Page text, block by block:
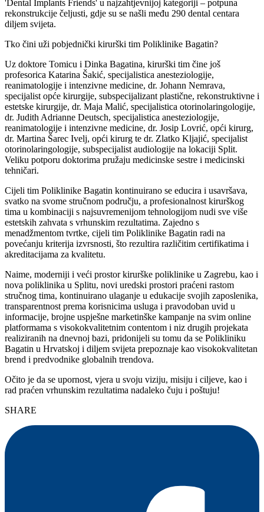
'Dental Implants Friends' u najzahtjevnijoj kategoriji – potpuna
rekonstrukcije čeljusti, gdje su se našli među 290 dental centara
diljem svijeta.
Tko čini uži pobjednički kirurški tim Poliklinike Bagatin?
Uz doktore Tomicu i Dinka Bagatina, kirurški tim čine još
profesorica Katarina Šakić, specijalistica anesteziologije,
reanimatologije i intenzivne medicine, dr. Johann Nemrava,
specijalist opće kirurgije, subspecijalizant plastične, rekonstruktivne i
estetske kirurgije, dr. Maja Malić, specijalistica otorinolaringologije,
dr. Judith Adrianne Deutsch, specijalistica anesteziologije,
reanimatologije i intenzivne medicine, dr. Josip Lovrić, opći kirurg,
dr. Martina Šarec Ivelj, opći kirurg te dr. Zlatko Kljajić, specijalist
otorinolaringologije, subspecijalist audiologije na lokaciji Split.
Veliku potporu doktorima pružaju medicinske sestre i medicinski
tehničari.
Cijeli tim Poliklinike Bagatin kontinuirano se educira i usavršava,
svatko na svome stručnom području, a profesionalnost kirurškog
tima u kombinaciji s najsuvremenijom tehnologijom nudi sve više
estetskih zahvata s vrhunskim rezultatima. Zajedno s
menadžmentom tvrtke, cijeli tim Poliklinike Bagatin radi na
povećanju kriterija izvrsnosti, što rezultira različitim certifikatima i
akreditacijama za kvalitetu.
Naime, moderniji i veći prostor kirurške poliklinike u Zagrebu, kao i
nova poliklinika u Splitu, novi uredski prostori praćeni rastom
stručnog tima, kontinuirano ulaganje u edukacije svojih zaposlenika,
transparentnost prema korisnicima usluga i pravodoban uvid u
informacije, brojne uspješne marketinške kampanje na svim online
platformama s visokokvalitetnim contentom i niz drugih projekata
realiziranih na dnevnoj bazi, pridonijeli su tomu da se Polikliniku
Bagatin u Hrvatskoj i diljem svijeta prepoznaje kao visokokvalitetan
brend i predvodnike globalnih trendova.
Očito je da se upornost, vjera u svoju viziju, misiju i ciljeve, kao i
rad praćen vrhunskim rezultatima nadaleko čuju i poštuju!
SHARE